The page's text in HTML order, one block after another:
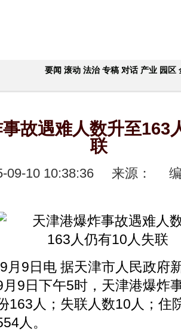
要闻 滚动 法治 专稿 对话 产业 园区
故遇难人数升至163
联
09-10 10:38:36 来源：
9日电 据天津市人民政府
9日下午5时，天津港爆炸
163人；失联人数10人；住
人。